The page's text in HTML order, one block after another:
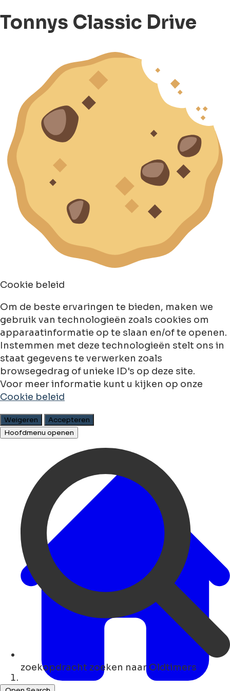
Tonnys Classic Drive
Cookie beleid
Om de beste ervaringen te bieden, maken we
gebruik van technologieën zoals cookies om
apparaatinformatie op te slaan en/of te openen.
Instemmen met deze technologieën stelt ons in
staat gegevens te verwerken zoals
browsegedrag of unieke ID's op deze site.
Voor meer informatie kunt u kijken op onze
Cookie beleid
Weigeren
Accepteren
Hoofdmenu openen
zoekopdracht zoeken naar Oldtimers